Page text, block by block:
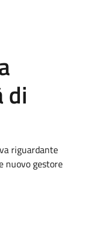
di
riguardante
nuovo gestore